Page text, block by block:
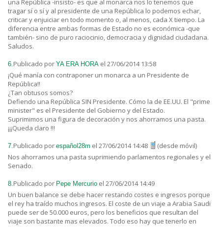
tragar sí o sí y al presidente de una República lo podemos echar,
criticar y enjuiciar en todo momento o, al menos, cada X tiempo. La
diferencia entre ambas formas de Estado no es económica -que
también- sino de puro raciocinio, democracia y dignidad ciudadana.
Saludos.
6. Publicado por YA ERA HORA el 27/06/2014 13:58
¡Qué manía con contraponer un monarca a un Presidente de
República!!
¿Tan obtusos somos?
Defiendo una República SIN Presidente. Cómo la de EE.UU. El "prime
minister" es el Presidente del Gobierno y del Estado.
Suprimimos una figura de decoración y nos ahorramos una pasta.
¡¡¡Queda claro !!!
7. Publicado por español28m el 27/06/2014 14:48
(desde móvil)
Nos ahorramos una pasta suprimiendo parlamentos regionales y el
Senado.
8. Publicado por Pepe Mercurio el 27/06/2014 14:49
Un buen balance se debe hacer restando costes e ingresos porque
el rey ha traído muchos ingresos. El coste de un viaje a Arabia Saudi
puede ser de 50.000 euros, pero los beneficios que resultan del
viaje son bastante mas elevados. Todo eso hay que tenerlo en